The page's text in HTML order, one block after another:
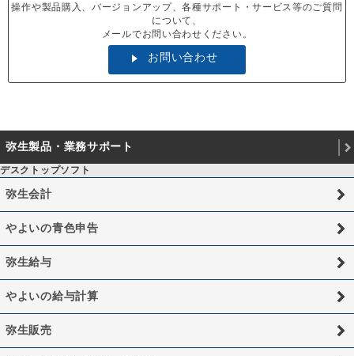
操作や製品購入、バージョンアップ、各種サポート・サービス等のご質問
について、
メールでお問い合わせください。
お問い合わせ
弥生製品・業務サポート
デスクトップソフト
弥生会計
やよいの青色申告
弥生給与
やよいの給与計算
弥生販売